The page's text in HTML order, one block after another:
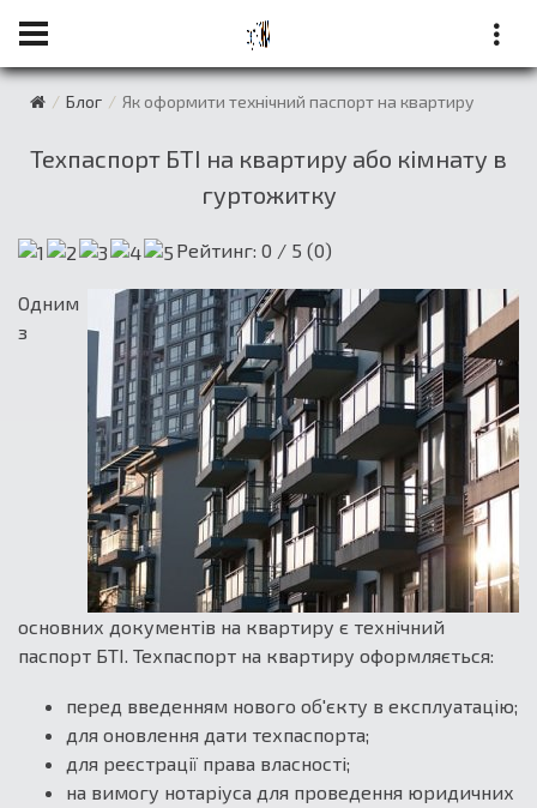
Блог Як оформити технічний паспорт на квартиру
Техпаспорт БТІ на квартиру або кімнату в
гуртожитку
Рейтинг: 0 / 5 (0)
Одним
з
основних документів на квартиру є технічний
паспорт БТІ. Техпаспорт на квартиру оформляється:
перед введенням нового об'єкту в експлуатацію;
для оновлення дати техпаспорта;
для реєстрації права власності;
на вимогу нотаріуса для проведення юридичних